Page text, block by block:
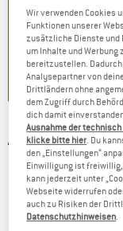
Preis
6
)
CHF
CHF
AFFENZAHN -
Kinderrucksack
(0)
Wir verwenden Cookies
Funktionen unserer
zusätzliche Dienste und
um Inhalte und
bereitzustellen. Dadurch
Analysepartner von
Drittländern ohne
dem Zugriff durch
dich damit
Ausnahme der
klicke bitte hier . Du
den „Einstellungen“
Einwilligung ist
kann jederzeit unter
Webseite widerrufen
auch zu Risiken der
Datenschutzhinweisen